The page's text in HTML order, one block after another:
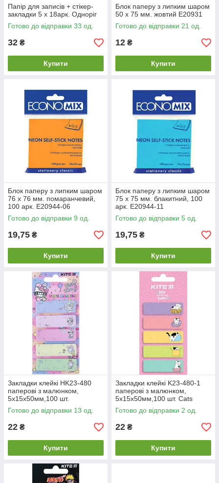
Папір для записів + стікер-
закладки 5 х 18арк. Одноріг
Готово до відправки 33 од.
32 ₴
Купити
Блок паперу з липким шаром
50 х 75 мм. жовтий Е20931
Готово до відправки 21 од.
12 ₴
Купити
Блок паперу з липким шаром
76 х 76 мм. помаранчевий,
100 арк. Е20944-06
Готово до відправки 9 од.
19,75 ₴
Купити
Блок паперу з липким шаром
75 х 75 мм. блакитний, 100
арк. Е20944-11
Готово до відправки 5 од.
19,75 ₴
Купити
Закладки клейкі HK23-480
паперові з малюнком,
5х15х50мм,100 шт.
Готово до відправки 13 од.
22 ₴
Купити
Закладки клейкі K23-480-1
паперові з малюнком,
5х15х50мм,100 шт. Cats
Готово до відправки 2 од.
22 ₴
Купити